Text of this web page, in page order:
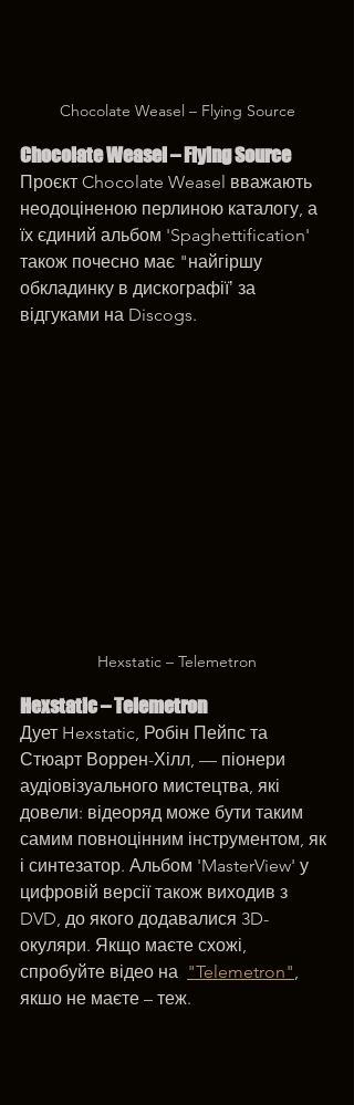
Chocolate Weasel – Flying Source
Chocolate Weasel – Flying Source
Проєкт Chocolate Weasel вважають
неодоціненою перлиною каталогу, а
їх єдиний альбом 'Spaghettification'
також почесно має "найгіршу
обкладинку в дискографіїʼ за
відгуками на Discogs.
Hexstatic – Telemetron
Hexstatic – Telemetron
Дует Hexstatic, Робін Пейпс та
Стюарт Воррен-Хілл, — піонери
аудіовізуального мистецтва, які
довели: відеоряд може бути таким
самим повноцінним інструментом, як
і синтезатор. Альбом 'MasterView' у
цифровій версії також виходив з
DVD, до якого додавалися 3D-
окуляри. Якщо маєте схожі,
спробуйте відео на "Telemetron"
якшо не маєте – теж.